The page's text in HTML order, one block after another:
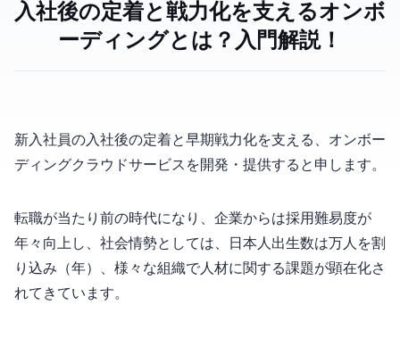
入社後の定着と戦力化を支えるオンボ
ーディングとは？入門解説！
新入社員の入社後の定着と早期戦力化を支える、オンボー
ディングクラウドサービスを開発・提供するOmboと申します。
転職が当たり前の時代になり、企業からは採用難易度が
年々向上し、社会情勢としては、日本人出生数は70万人を割
り込み（2024年）、様々な組織で人材に関する課題が顕在化さ
れてきています。